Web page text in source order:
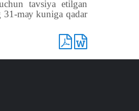
tavsiya etilgan
mау kuniga qadar